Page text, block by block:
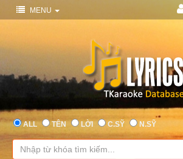
MENU
ALL TÊN LỜI C.SỸ N.SỸ